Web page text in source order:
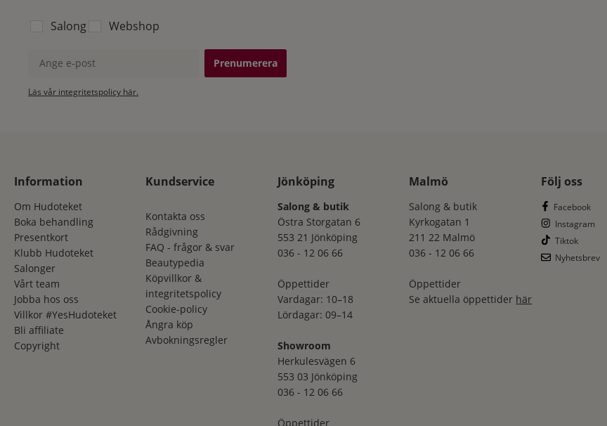
Välj vilken lista du vill prenumerera på:
Salong
Webshop
Ange e-post
Läs vår integritetspolicy här.
Information
Om Hudoteket
Boka behandling
Presentkort
Klubb Hudoteket
Salonger
Vårt team
Jobba hos oss
Villkor #YesHudoteket
Bli affiliate
Copyright
Kundservice
Kontakta oss
Rådgivning
FAQ - frågor & svar
Beautypedia
Köpvillkor &
integritetspolicy
Cookie-policy
Ångra köp
Avbokningsregler
Jönköping
Salong & butik
Östra Storgatan 6
553 21 Jönköping
036 - 12 06 66
Öppettider
Vardagar: 10–18
Lördagar: 09–14
Showroom
Herkulesvägen 6
553 03 Jönköping
036 - 12 06 66
Öppettider
Malmö
Salong & butik
Kyrkogatan 1
211 22 Malmö
036 - 12 06 66
Öppettider
Se aktuella öppettider här
Följ oss
Facebook
Instagram
Tiktok
Nyhetsbrev